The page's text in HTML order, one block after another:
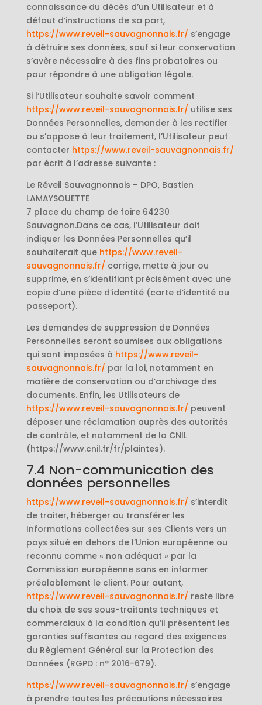
connaissance du décès d’un Utilisateur et à
défaut d’instructions de sa part,
https://www.reveil-sauvagnonnais.fr/ s’engage
à détruire ses données, sauf si leur conservation
s’avère nécessaire à des fins probatoires ou
pour répondre à une obligation légale.
Si l’Utilisateur souhaite savoir comment
https://www.reveil-sauvagnonnais.fr/ utilise ses
Données Personnelles, demander à les rectifier
ou s’oppose à leur traitement, l’Utilisateur peut
contacter https://www.reveil-sauvagnonnais.fr/
par écrit à l’adresse suivante :
Le Réveil Sauvagnonnais – DPO, Bastien
LAMAYSOUETTE
7 place du champ de foire 64230
Sauvagnon.Dans ce cas, l’Utilisateur doit
indiquer les Données Personnelles qu’il
souhaiterait que https://www.reveil-
sauvagnonnais.fr/ corrige, mette à jour ou
supprime, en s’identifiant précisément avec une
copie d’une pièce d’identité (carte d’identité ou
passeport).
Les demandes de suppression de Données
Personnelles seront soumises aux obligations
qui sont imposées à https://www.reveil-
sauvagnonnais.fr/ par la loi, notamment en
matière de conservation ou d’archivage des
documents. Enfin, les Utilisateurs de
https://www.reveil-sauvagnonnais.fr/ peuvent
déposer une réclamation auprès des autorités
de contrôle, et notamment de la CNIL
(https://www.cnil.fr/fr/plaintes).
7.4 Non-communication des
données personnelles
https://www.reveil-sauvagnonnais.fr/ s’interdit
de traiter, héberger ou transférer les
Informations collectées sur ses Clients vers un
pays situé en dehors de l’Union européenne ou
reconnu comme « non adéquat » par la
Commission européenne sans en informer
préalablement le client. Pour autant,
https://www.reveil-sauvagnonnais.fr/ reste libre
du choix de ses sous-traitants techniques et
commerciaux à la condition qu’il présentent les
garanties suffisantes au regard des exigences
du Règlement Général sur la Protection des
Données (RGPD : n° 2016-679).
https://www.reveil-sauvagnonnais.fr/ s’engage
à prendre toutes les précautions nécessaires